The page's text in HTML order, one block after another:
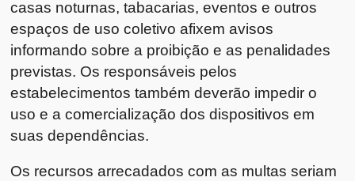
casas noturnas, tabacarias, eventos e outros
espaços de uso coletivo afixem avisos
informando sobre a proibição e as penalidades
previstas. Os responsáveis pelos
estabelecimentos também deverão impedir o
uso e a comercialização dos dispositivos em
suas dependências.
Os recursos arrecadados com as multas seriam